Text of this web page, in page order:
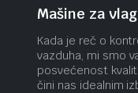
Mašine za
Kada je reč o
vazduha, mi smo
posvećenost
čini nas idealnim